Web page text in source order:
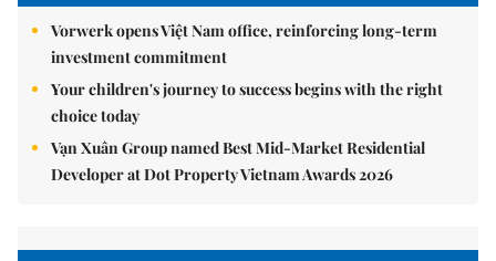
Vorwerk opens Việt Nam office, reinforcing long-term
investment commitment
Your children's journey to success begins with the right
choice today
Vạn Xuân Group named Best Mid-Market Residential
Developer at Dot Property Vietnam Awards 2026